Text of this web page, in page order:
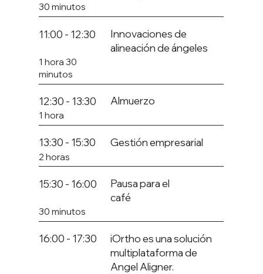
30 minutos
11:00 - 12:30
Innovaciones de
alineación de ángeles
1 hora 30
minutos
12:30 - 13:30 Almuerzo
1 hora
13:30 - 15:30 Gestión empresarial
2 horas
15:30 - 16:00
Pausa para el
café
30 minutos
16:00 - 17:30
iOrtho es una solución
multiplataforma de
Angel Aligner.